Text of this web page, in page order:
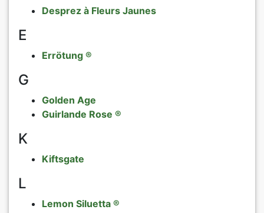
Desprez à Fleurs Jaunes
E
Errötung ®
G
Golden Age
Guirlande Rose ®
K
Kiftsgate
L
Lemon Siluetta ®